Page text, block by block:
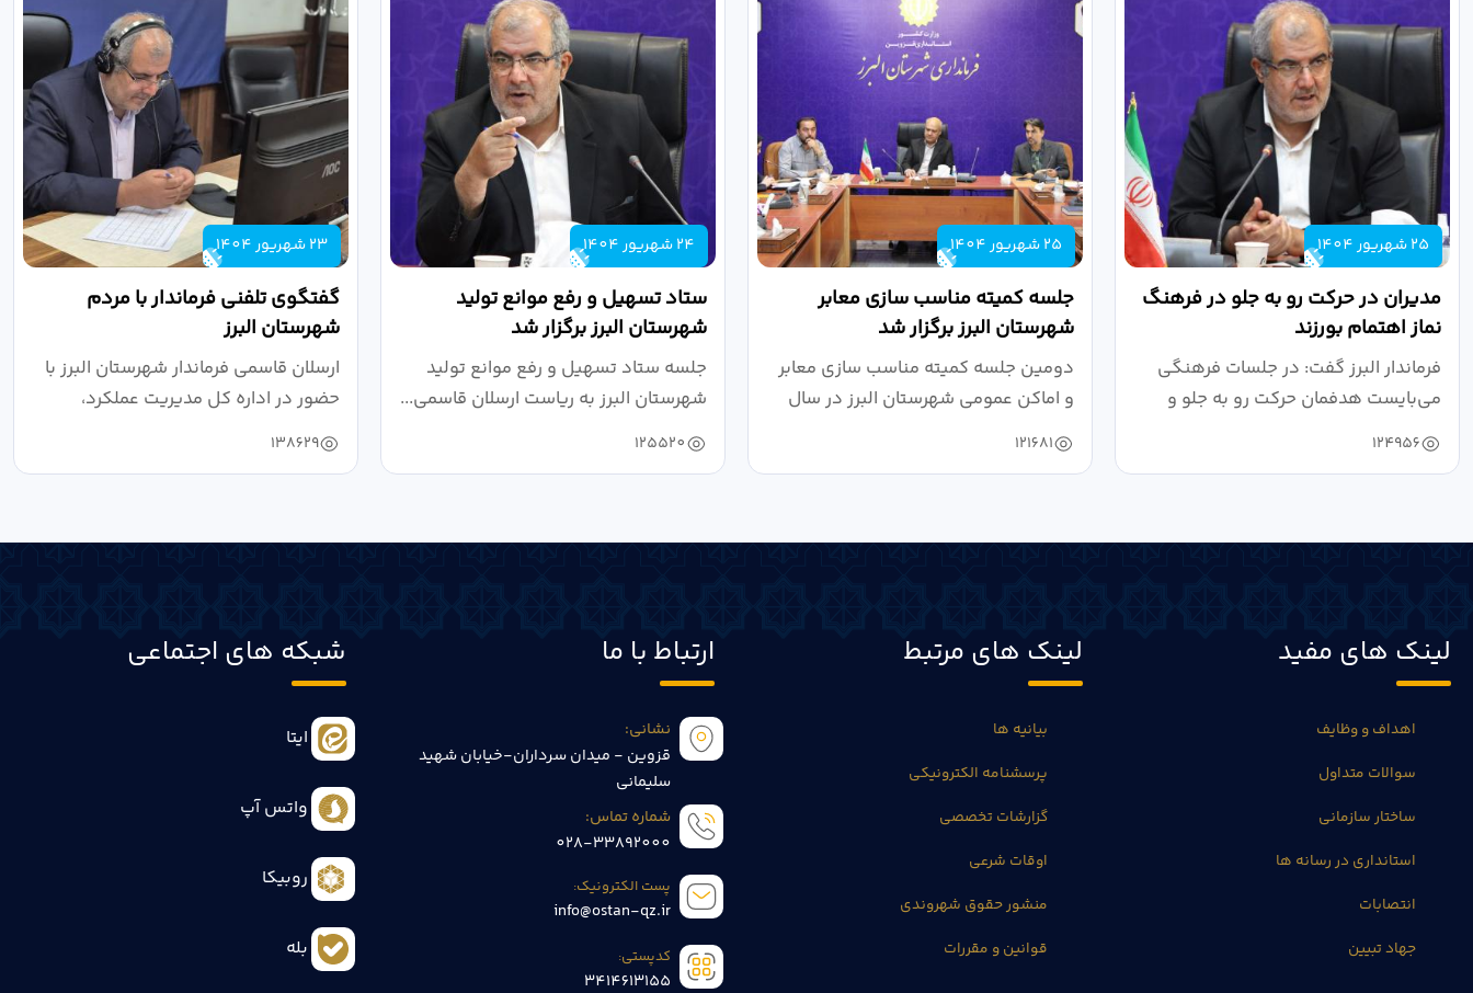
25 شهریور 1404
مدیران در حرکت رو به جلو در فرهنگ
نماز اهتمام بورزند
فرماندار البرز گفت: در جلسات فرهنگی
می‌بایست هدفمان حرکت رو به جلو و
دستیابی...
124956
25 شهریور 1404
جلسه کمیته مناسب سازی معابر
شهرستان البرز برگزار شد
دومین جلسه کمیته مناسب سازی معابر
و اماکن عمومی شهرستان البرز در سال
۱۴۰۴ به...
121681
24 شهریور 1404
ستاد تسهیل و رفع موانع تولید
شهرستان البرز برگزار شد
جلسه ستاد تسهیل و رفع موانع تولید
شهرستان البرز به ریاست ارسلان قاسمی...
125520
23 شهریور 1404
گفتگوی تلفنی فرماندار با مردم
شهرستان البرز
ارسلان قاسمی فرماندار شهرستان البرز با
حضور در اداره کل مدیریت عملکرد،
بازرسی...
138629
لینک های مفید
اهداف و وظایف
سوالات متداول
ساختار سازمانی
استانداری در رسانه ها
انتصابات
جهاد تبیین
لینک های مرتبط
بیانیه ها
پرسشنامه الکترونیکی
گزارشات تخصصی
اوقات شرعی
منشور حقوق شهروندی
قوانین و مقررات
ارتباط با ما
نشانی:
قزوین - میدان سرداران-خیابان شهید
سلیمانی
شماره تماس:
028-33892000
پست الکترونیک:
info@ostan-qz.ir
کدپستی:
3414613155
شبکه های اجتماعی
ایتا
واتس آپ
روبیکا
بله